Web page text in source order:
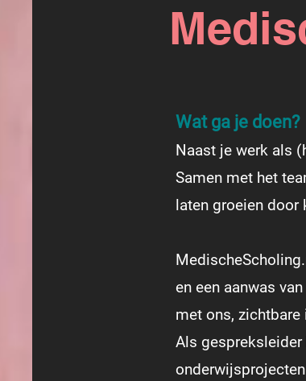
Wat ga je doen?
Naast je werk als
Samen met het
laten groeien door
en een aanwas
met ons,
Als